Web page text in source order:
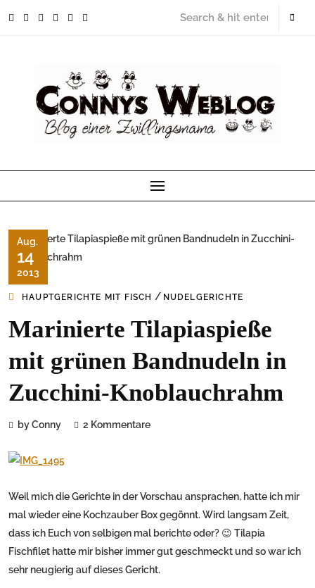
Aug.
14
2013
HAUPTGERICHTE MIT FISCH / NUDELGERICHTE
Marinierte Tilapiaspieße
mit grünen Bandnudeln in
Zucchini-Knoblauchrahm
by Conny 2 Kommentare
Weil mich die Gerichte in der Vorschau ansprachen, hatte ich mir
mal wieder eine Kochzauber Box gegönnt. Wird langsam Zeit,
dass ich Euch von selbigen mal berichte oder? 😉 Tilapia
Fischfilet hatte mir bisher immer gut geschmeckt und so war ich
sehr neugierig auf dieses Gericht.